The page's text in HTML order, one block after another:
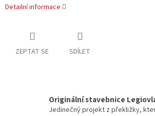
Detailní informace
ZEPTAT SE SDÍLET
Originální stavebnice
Jedinečný projekt z překližky,